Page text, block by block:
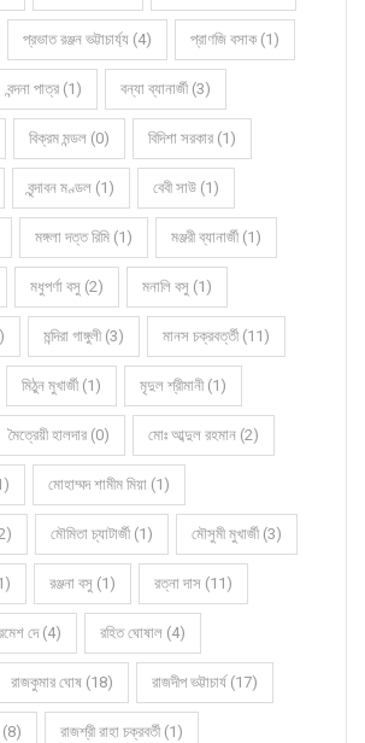
প্রভাত রঞ্জন ভট্টাচার্য্য (4) প্রাণজি বসাক (1)
বন্দনা পাত্র (1) বন্যা ব্যানার্জী (3)
বিক্রম মন্ডল (0) বিদিশা সরকার (1)
বৃন্দাবন মণ্ডল (1) বেবী সাউ (1)
মঙ্গলা দত্ত রিমি (1) মঞ্জরী ব্যানার্জী (1)
মধুপর্ণা বসু (2) মনালি বসু (1)
মন্দিরা গাঙ্গুলী (3) মানস চক্রবর্ত্তী (11)
মিঠুন মুখার্জী (1) মৃদুল শ্রীমানী (1)
মৈত্রেয়ী হালদার (0) মোঃ আব্দুল রহমান (2)
মোহাম্মদ শামীম মিয়া (1)
মৌমিতা চ্যাটার্জী (1) মৌসুমী মুখার্জী (3)
রঞ্জনা বসু (1) রত্না দাস (11)
দে (4) রহিত ঘোষাল (4)
রাজকুমার ঘোষ (18) রাজদীপ ভট্টাচার্য (17)
(8) রাজশ্রী রাহা চক্রবর্তী (1)